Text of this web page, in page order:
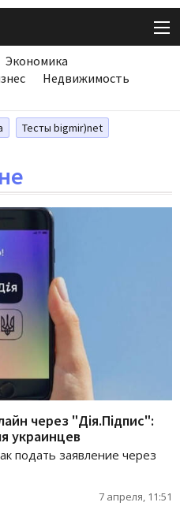
Экономика
Недвижимость
Тесты bigmir)net
через "Дія.Підпис":
украинцев
подать заявление через
7 апреля, 11:51